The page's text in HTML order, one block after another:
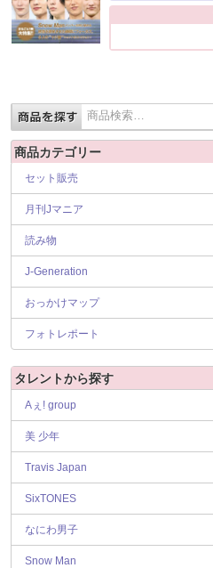
商品カテゴリー
セット販売
月刊Jマニア
読み物
J-Generation
おっかけマップ
フォトレポート
タレントから探す
Aぇ! group
美 少年
Travis Japan
SixTONES
なにわ男子
Snow Man